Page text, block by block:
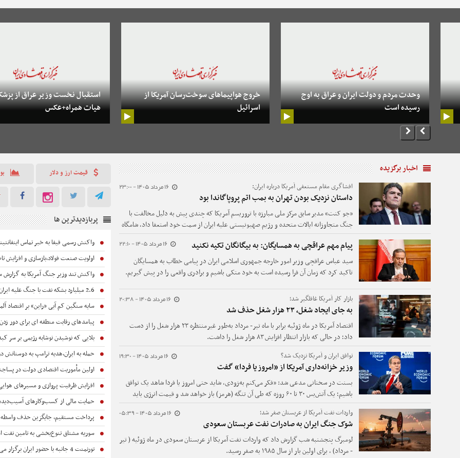
وحدت مردم و دولت ایران و عراق به اوج
رسیده است
استقبال نخست وزیر عراق از
هیات همراه+عکس
خروج هواپیماهای سوخت‌رسان آمریکا از
اسرائیل
اخبار برگزیده
16 مرداد 1405 - 23:00 افشاگری مقام مستعفی آمریکا درباره ایران:
داستان نزدیک بودن تهران به بمب اتم پروپاگاندا بود
«جو کنت» مدیر سابق مرکز ملی مبارزه با تروریسم آمریکا که چندی پیش به دلیل مخالفت با
جنگ متجاوزانه ایالات متحده و رژیم صهیونیستی علیه ایران از سمت خود استعفا داد، شامگاه
جمعه اذعان کرد که ادعای دولت ترامپ مبنی بر نزدیکی ایران به دستیابی به تسلیحات
هسته‌ای پروپاگاندایی بیش نبوده است.
16 مرداد 1405 - 22:10 پیام مهم عراقچی به همسایگان: به بیگانگان تکیه نکنید
سید عباس عراقچی وزیر امور خارجه جمهوری اسلامی ایران در پیامی خطاب به همسایگان
تاکید کرد که زمان آن فرا رسیده است به خود متکی باشیم و برادری واقعی را در پیش گیریم.
16 مرداد 1405 - 20:38 بازار کار آمریکا غافلگیر شد؛
به جای ایجاد شغل، ۲۳ هزار شغل حذف شد
اقتصاد آمریکا در ماه ژوئیه برابر با ماه تیر- مرداد به‌طور غیرمنتظره ۲۳ هزار شغل را از دست
داد؛ در حالی که بازار انتظار افزایش ۸۳ هزار شغل را داشت.
16 مرداد 1405 - 19:30 توافق ایران و آمریکا نزدیک شد؟
وزیر خزانه‌داری آمریکا از «امروز یا فردا» گفت
بسنت در سخنانی مدعی شد: «فکر می‌کنم به‌زودی، شاید حتی امروز یا فردا شاهد یک توافق
باشیم؛ یک آتش‌بس ۳۰ تا ۶۰ روزه که طی آن تنگه (هرمز) باز خواهد شد و قیمت انرژی باید
کاهش پیدا کند.»
16 مرداد 1405 - 05:39 واردات نفت آمریکا از عربستان صفر شد؛
شوک جنگ ایران به صادرات نفت عربستان سعودی
لومبرگ پنجشنبه شب گزارش داد که واردات نفت آمریکا از عربستان سعودی در ماه ژوئیه ( تیر
- مرداد) ، برای اولین بار از سال ۱۹۸۵ به صفر رسید.
قیمت ارز و دلار
پربازدیدترین ها
واکنش رسمی فیفا به خبر تماس
اولویت صنعت فولاد،بازسازی و
واکنش تند وزیر جنگ آمریکا به گزارش
2.6 میلیارد بشکه نفت با جنگ علیه ایران به بازار نرسید
سایه سنگین کم آبی «راین» بر اقتصاد
پیامدهای رقابت منطقه ای برای دور
بلایی که نوشیدن نوشابه رژیمی بر سر
حمله به ایران،هدیه ترامپ به دوستانش در
اولین مأموریت اقتصادی دولت در
افزایش ظرفیت پروازی و مسیرهای
حمایت مالی از کسب‌وکارهای
پرداخت مستقیم، جایگزین حذف
سوریه مشتاق تنوع‌بخشی به تامین
تورنمنت 4 جانبه با حضور ایران برگزار می‌شود